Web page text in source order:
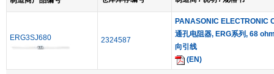
ERG3SJ680 2324587
PANASONIC ELECTRONIC
通孔电阻器, ERG系列, 68
向引线
(EN)